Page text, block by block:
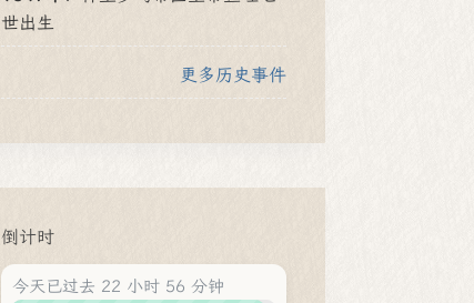
世出生
更多历史事件
倒计时
今天已过去 22 小时 56 分钟